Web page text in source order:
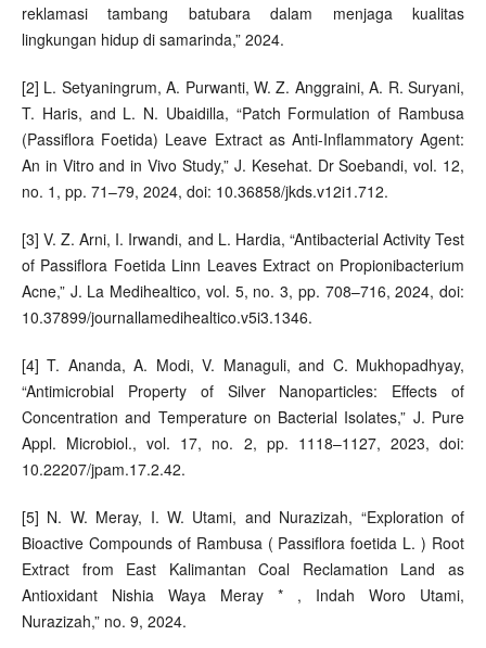
reklamasi tambang batubara dalam menjaga kualitas
lingkungan hidup di samarinda,” 2024.
[2] L. Setyaningrum, A. Purwanti, W. Z. Anggraini, A. R. Suryani,
T. Haris, and L. N. Ubaidilla, “Patch Formulation of Rambusa
(Passiflora Foetida) Leave Extract as Anti-Inflammatory Agent:
An in Vitro and in Vivo Study,” J. Kesehat. Dr Soebandi, vol. 12,
no. 1, pp. 71–79, 2024, doi: 10.36858/jkds.v12i1.712.
[3] V. Z. Arni, I. Irwandi, and L. Hardia, “Antibacterial Activity Test
of Passiflora Foetida Linn Leaves Extract on Propionibacterium
Acne,” J. La Medihealtico, vol. 5, no. 3, pp. 708–716, 2024, doi:
10.37899/journallamedihealtico.v5i3.1346.
[4] T. Ananda, A. Modi, V. Managuli, and C. Mukhopadhyay,
“Antimicrobial Property of Silver Nanoparticles: Effects of
Concentration and Temperature on Bacterial Isolates,” J. Pure
Appl. Microbiol., vol. 17, no. 2, pp. 1118–1127, 2023, doi:
10.22207/jpam.17.2.42.
[5] N. W. Meray, I. W. Utami, and Nurazizah, “Exploration of
Bioactive Compounds of Rambusa ( Passiflora foetida L. ) Root
Extract from East Kalimantan Coal Reclamation Land as
Antioxidant Nishia Waya Meray * , Indah Woro Utami,
Nurazizah,” no. 9, 2024.